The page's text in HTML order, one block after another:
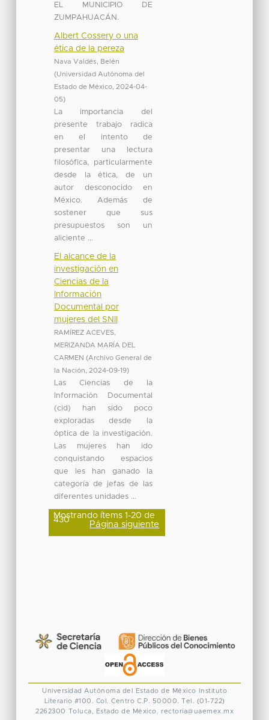
EL MUNICIPIO DE
ZUMPAHUACÁN.
Albert Cossery o una
ética de la pereza
Nava Valdés, Belén
(Universidad Autónoma del
Estado de México, 2024-04-
05)
La importancia del
presente trabajo radica
en el intento de
presentar una lectura
filosófica, particularmente
desde la ética, de un
autor desconocido en
México. Además de
sostener que sus
presupuestos son un
aliciente ...
El alcance de la
investigación en
Ciencias de la
Información
Documental por
mujeres del SNII
RAMÍREZ ACEVES,
MERIZANDA MARÍA DEL
CARMEN (Archivo General de
la Nación
2024-09-19)
Las Ciencias de la
Información Documental
(cid) han sido poco
exploradas desde la
óptica de la investigación.
Las mujeres han ido
conquistando espacios
que les han ganado la
categoría de jefas de las
diferentes unidades ...
Mostrando ítems 1-20 de
430 Página siguiente
Universidad Autónoma del Estado de México
Instituto
Literario #100. Col. Centro C.P. 50000. Tel. (01-722)
2262300 Toluca, Estado de México. rectoria@uaemex.mx